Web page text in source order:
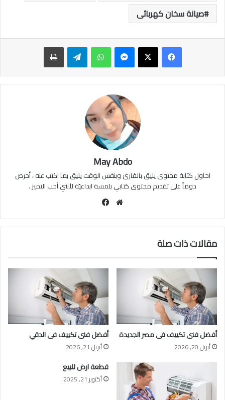
صيانة سخان كهربائى
ماسنجر واتساب تيلقرام طباعة
May Abdo
احاول كتابة محتوى يليق بالقارئ وبنفس الوقت يليق بما اكتب عنه ، أحرص
دوماً على تقديم محتوى كتابي بلمسة ابداعيّة لأنني أحب التميز .
موقع
مقالات ذات صلة
أفضل فنى تكييف فى مصر الجديدة
أبريل 20, 2026
أفضل فنى تكييف فى الدقي
أبريل 21, 2026
قطعة ارض للبيع
أكتوبر 21, 2025